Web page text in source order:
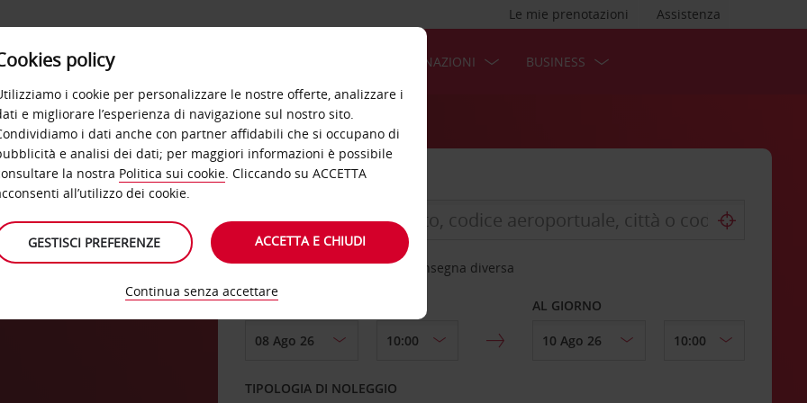
Assistenza
Le mie prenotazioni
OFFERTE DESTINAZIONI BUSINESS
Scegli una località di riconsegna diversa
DAL GIORNO AL GIORNO
TIPOLOGIA DI NOLEGGIO
policy
i cookie per personalizzare le nostre offerte, analizzare i
e migliorare l’esperienza di navigazione sul nostro sito.
i dati anche con partner affidabili che si occupano di
e analisi dei dati; per maggiori informazioni è possibile
la nostra Politica sui cookie. Cliccando su ACCETTA
all’utilizzo dei cookie.
GESTISCI PREFERENZE ACCETTA E CHIUDI
Continua senza accettare